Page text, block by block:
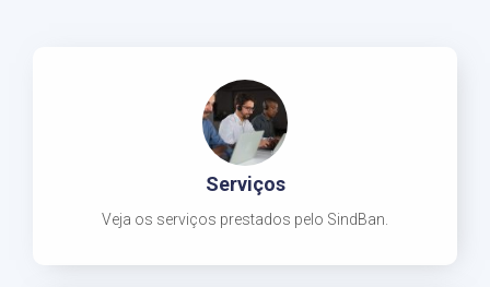
Serviços
Veja os serviços prestados pelo SindBan.